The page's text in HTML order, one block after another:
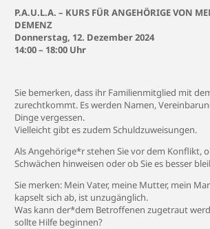
P.A.U.L.A. – KURS FÜR ANGEHÖRIGE VON
DEMENZ
Donnerstag, 12. Dezember 2024
14:00 – 18:00 Uhr
Sie bemerken, dass ihr Familienmitglied mit
zurechtkommt. Es werden Namen,
Dinge vergessen.
Vielleicht gibt es zudem Schuldzuweisungen.
Als Angehörige*r stehen Sie vor dem Konflikt,
Schwächen hinweisen oder ob Sie es besser
Sie merken: Mein Vater, meine Mutter, mein
kapselt sich ab, ist unzugänglich.
Was kann der*dem Betroffenen zugetraut
sollte Hilfe beginnen?